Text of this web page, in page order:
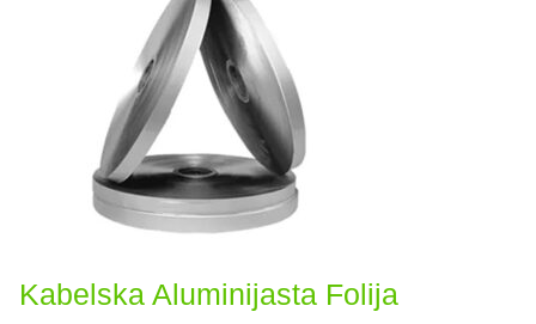
Kabelska Aluminijasta Folija